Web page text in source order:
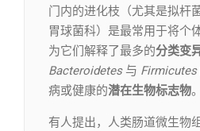
门内的进化枝（尤其是拟杆
胃球菌科）是最常用于将个
为它们解释了最多的分类变
Bacteroidetes 与 Firmicutes
病或健康的潜在生物标志物。
有人提出，人类肠道微生物